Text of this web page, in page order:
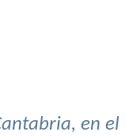
en el